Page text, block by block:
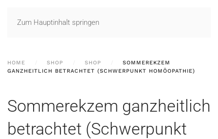
Zum Hauptinhalt springen
HOME SHOP SHOP
SOMMEREKZEM
GANZHEITLICH BETRACHTET (SCHWERPUNKT HOMÖOPATHIE)
Sommerekzem ganzheitlich
betrachtet (Schwerpunkt